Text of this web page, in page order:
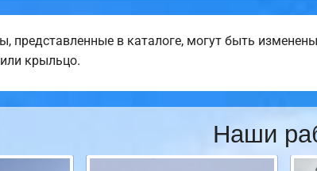
представленные в каталоге, могут быть
крыльцо.
Наши